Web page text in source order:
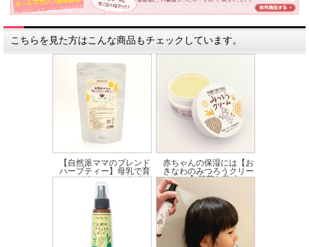
それでも前田おじいちゃんが手作業にこだわるのには理由があります。
効率の悪い手作業にこだわるのは、さとうきび栽培を沖縄に広めた400年前の偉
人、儀間真常（ぎましんじょう）時代のやり方を踏襲しているのです。
豊富なポリフェノールを含み、高級あふれる上品で口どけの良い旨みと贅沢なコク
----代表の前田おじい〜より---
「珊瑚黒糖は、良質な糖分とミネラル分が主な成分。
だけどもね。そういう成分表示には表れない、現代の技術では計り知れない機能性
というものがあると思うんだよ。
食べてみると、明らかに他の黒糖商品とは違う。身体の調子が良くなる機能性が体
験できる黒糖を作り続けたいさぁ。」
前田さんこだわりの循環農法を行っています。サトウキビの絞りカスを鶏の餌に、
鶏のフンをサトウキビの肥料に、グルグル循環させながら地球に優しい方法を取り
●直射日光を避け、涼しい場所での保管をお願いします。
●開封後は湿気などを避け、冷蔵・冷凍保存の上、お早めにお召し上がりくださ
こちらを見た方はこんな商品もチェックしています。
【自然派ママのブレンド
ハーブティー】母乳で育
てたいママにおす...
価格:1,620円(税込)
赤ちゃんの保湿には【お
きなわのみつろうクリー
ム】肌荒れ防止に...